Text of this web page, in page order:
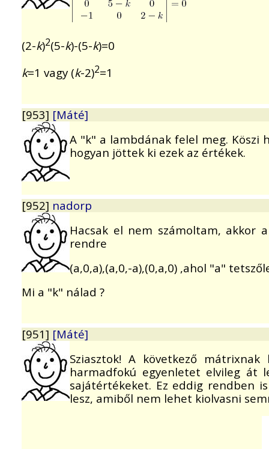
(2-k)2(5-k)-(5-k)=0
k=1 vagy (k-2)2=1
[953] [Máté]
A "k" a lambdának felel meg. Köszi
hogyan jöttek ki ezek az értékek.
[952] nadorp
Hacsak el nem számoltam, akkor
rendre
(a,0,a),(a,0,-a),(0,a,0) ,ahol "a"
Mi a "k" nálad ?
[951] [Máté]
Sziasztok! A következő
harmadfokú egyenletet elvileg át
sajátértékeket. Ez eddig rendben
lesz, amiből nem lehet kiolvasni